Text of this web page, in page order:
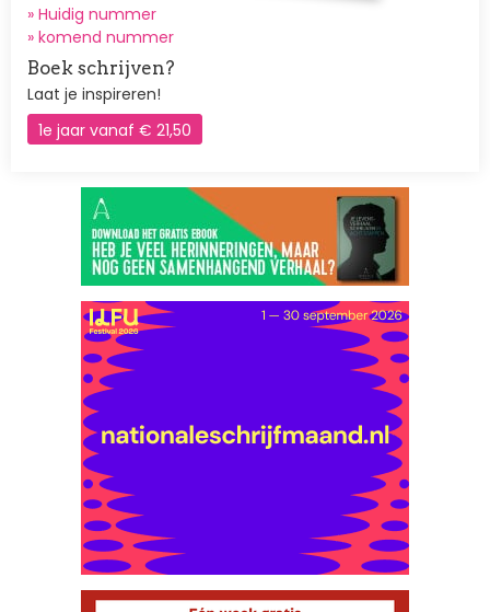
» Huidig nummer
» komend nummer
Boek schrijven?
Laat je inspireren!
1e jaar vanaf € 21,50